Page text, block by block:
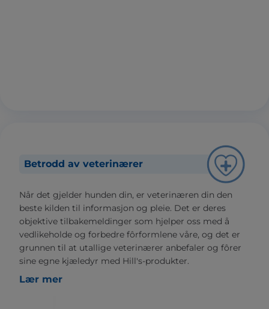
Betrodd av veterinærer
Når det gjelder hunden din, er veterinæren din den
beste kilden til informasjon og pleie. Det er deres
objektive tilbakemeldinger som hjelper oss med å
vedlikeholde og forbedre fôrformlene våre, og det er
grunnen til at utallige veterinærer anbefaler og fôrer
sine egne kjæledyr med Hill's-produkter.
Lær mer